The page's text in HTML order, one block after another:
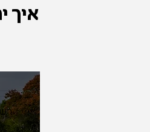
איך
רשויות מקומיות